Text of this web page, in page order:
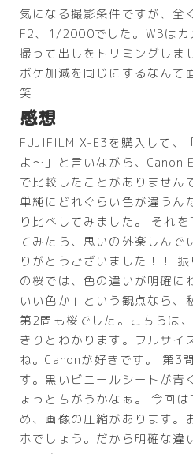
気になる撮影条件ですが、全
F2、1/2000でした。WBはカ
撮って出しをトリミングしま
ボケ加減を同じにするなんて
笑
感想
FUJIFILM X-E3を購入して、
よ〜」と言いながら、Canon
で比較したことがありません
単純にどれぐらい色が違うん
り比べしてみました。 それ
てみたら、思いの外楽しんで
りがとうございました！！
の桜では、色の違いが明確に
いい色か」という観点なら、
第2問も桜でした。こちらは
きりとわかります。フルサイ
ね。Canonが好きです。 第3
す。黒いビニールシートが青
ょっとちがうかなぁ。 今回
め、画像の圧縮があります。
ホでしょう。だから明確な違